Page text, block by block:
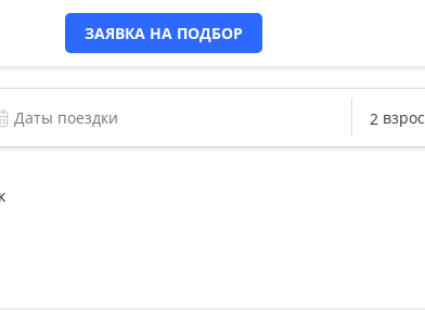
ЗАЯВКА НА ПОДБОР